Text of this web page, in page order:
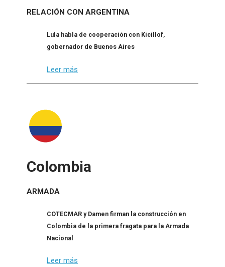
RELACIÓN CON ARGENTINA
Lula habla de cooperación con Kicillof,
gobernador de Buenos Aires
Leer más
Colombia
ARMADA
COTECMAR y Damen firman la construcción en
Colombia de la primera fragata para la Armada
Nacional
Leer más